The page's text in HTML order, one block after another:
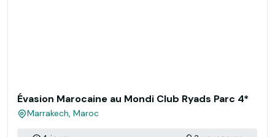
Évasion Marocaine au Mondi Club Ryads Parc 4*
Marrakech, Maroc